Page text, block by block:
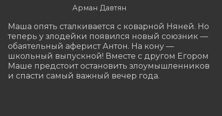
Арман Давтян
Маша опять сталкивается с коварной Няней. Но
теперь у злодейки появился новый союзник —
обаятельный аферист Антон. На кону —
школьный выпускной! Вместе с другом Егором
Маше предстоит остановить злоумышленников
и спасти самый важный вечер года.